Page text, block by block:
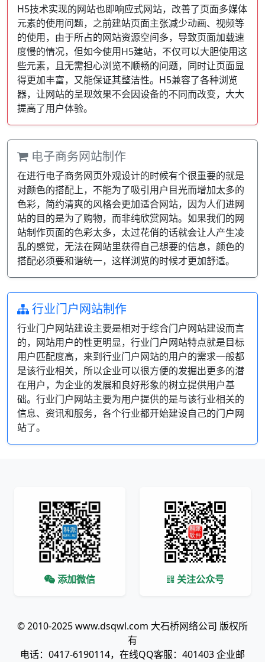
H5技术实现的网站也即响应式网站，改善了页面多媒体
元素的使用问题，之前建站页面主张减少动画、视频等
的使用，由于所占的网站资源空间多，导致页面加载速
度慢的情况，但如今使用H5建站，不仅可以大胆使用这
些元素，且无需担心浏览不顺畅的问题，同时让页面显
得更加丰富，又能保证其整洁性。H5兼容了各种浏览
器，让网站的呈现效果不会因设备的不同而改变，大大
提高了用户体验。
电子商务网站制作
在进行电子商务网页外观设计的时候有个很重要的就是
对颜色的搭配上，不能为了吸引用户目光而增加太多的
色彩，简约清爽的风格会更加适合网站，因为人们进网
站的目的是为了购物，而非纯欣赏网站。如果我们的网
站制作页面的色彩太多，太过花俏的话就会让人产生凌
乱的感觉，无法在网站里获得自己想要的信息，颜色的
搭配必须要和谐统一，这样浏览的时候才更加舒适。
行业门户网站制作
行业门户网站建设主要是相对于综合门户网站建设而言
的，网站用户的性更明显，行业门户网站特点就是目标
用户匹配度高，来到行业门户网站的用户的需求一般都
是该行业相关，所以企业可以很方便的发掘出更多的潜
在用户，为企业的发展和良好形象的树立提供用户基
础。行业门户网站主要为用户提供的是与该行业相关的
信息、资讯和服务，各个行业都开始建设自己的门户网
站了。
添加微信 关注公众号
© 2010-2025 www.dsqwl.com 大石桥网络公司 版权所
有
电话：0417-6190114，在线QQ客服：401403 企业邮